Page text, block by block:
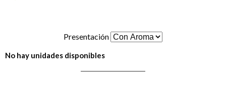
Presentación
No hay unidades disponibles